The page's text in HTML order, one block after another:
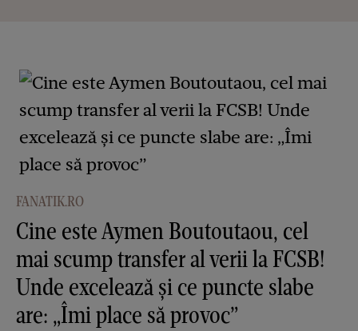
FANATIK.RO
Cine este Aymen Boutoutaou, cel
mai scump transfer al verii la FCSB!
Unde excelează și ce puncte slabe
are: „Îmi place să provoc”